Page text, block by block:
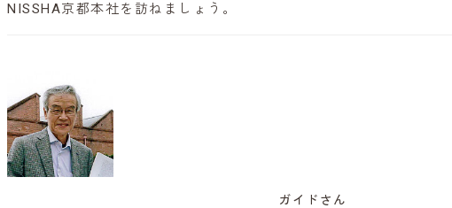
NISSHA京都本社を訪ねましょう。
ガイドさん